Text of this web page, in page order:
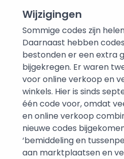
Wijzigingen
Sommige codes zijn
Daarnaast hebben
bestonden er een extra
bijgekregen. Er waren
voor online verkoop en
winkels. Hier is sinds
één code voor, omdat
en online verkoop
nieuwe codes
‘bemiddeling en
aan marktplaatsen en